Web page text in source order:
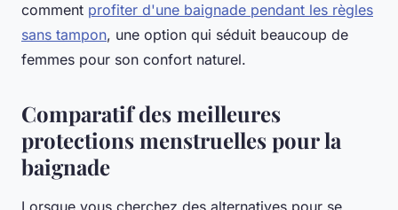
comment profiter d'une baignade pendant les règles
sans tampon, une option qui séduit beaucoup de
femmes pour son confort naturel.
Comparatif des meilleures
protections menstruelles pour la
baignade